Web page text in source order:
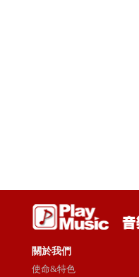
關於我們
使命&特色